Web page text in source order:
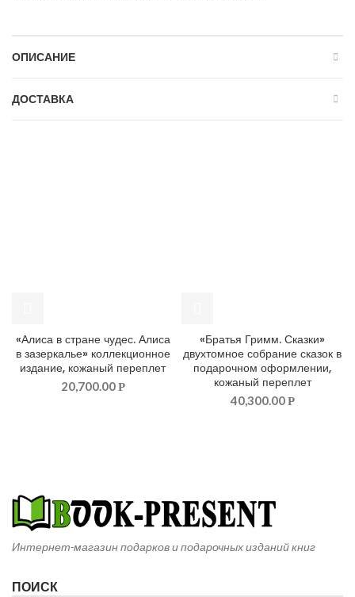
ОПИСАНИЕ
ДОСТАВКА
«Алиса в стране чудес. Алиса
в зазеркалье» коллекционное
издание, кожаный переплет
20,700.00Р
«Братья Гримм. Сказки»
двухтомное собрание сказок в
подарочном оформлении,
кожаный переплет
40,300.00Р
Интернет-магазин подарков и подарочных изданий книг
ПОИСК